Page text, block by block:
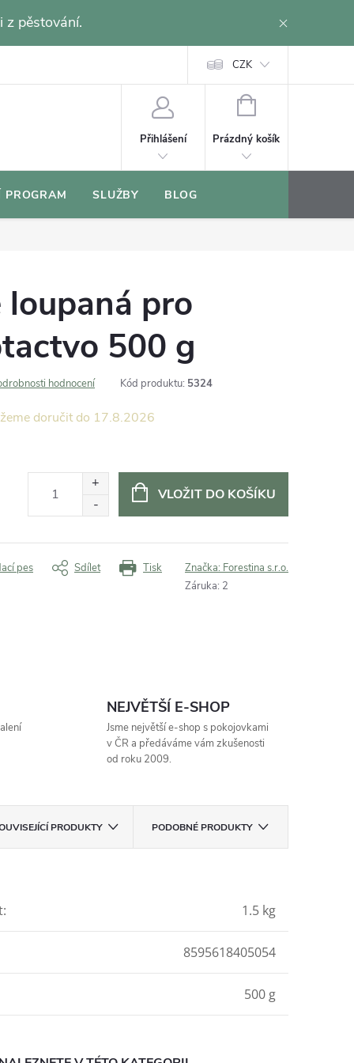
z pěstování.
CZK
Přihlášení
NÁKUPNÍ
Prázdný košík
PROGRAM SLUŽBY BLOG
loupaná pro
500 g
hodnocení Kód produktu: 5324
17.8.2026
VLOŽIT DO KOŠÍKU
Tisk
pes Sdílet Značka: Forestina s.r.o.
Záruka: 2
NEJVĚTŠÍ E-SHOP
Jsme největší e-shop s pokojovkami
v ČR a předáváme vám zkušenosti
od roku 2009.
PRODUKTY PODOBNÉ PRODUKTY
: 1.5 kg
8595618405054
500 g